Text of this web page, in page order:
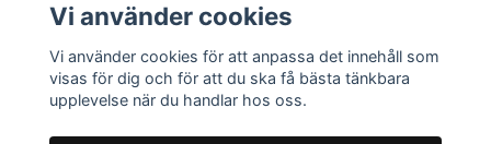
Läs mer
Vi använder cookies
Vi använder cookies för att anpassa det innehåll som
visas för dig och för att du ska få bästa tänkbara
upplevelse när du handlar hos oss.